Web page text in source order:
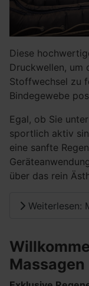
Diese
Druckwellen, um
Stoffwechsel zu
Bindegewebe
Egal, ob Sie
sportlich aktiv
eine sanfte
über das rein
Weiterlesen:
Massagen